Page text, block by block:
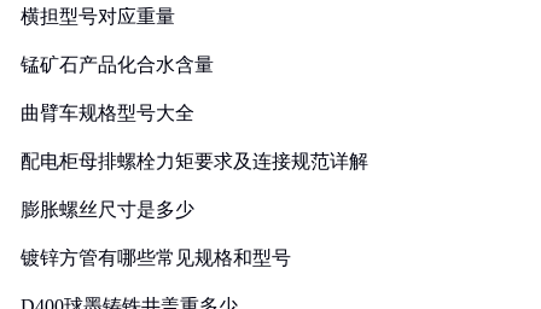
横担型号对应重量
锰矿石产品化合水含量
曲臂车规格型号大全
配电柜母排螺栓力矩要求及连接规范详解
膨胀螺丝尺寸是多少
镀锌方管有哪些常见规格和型号